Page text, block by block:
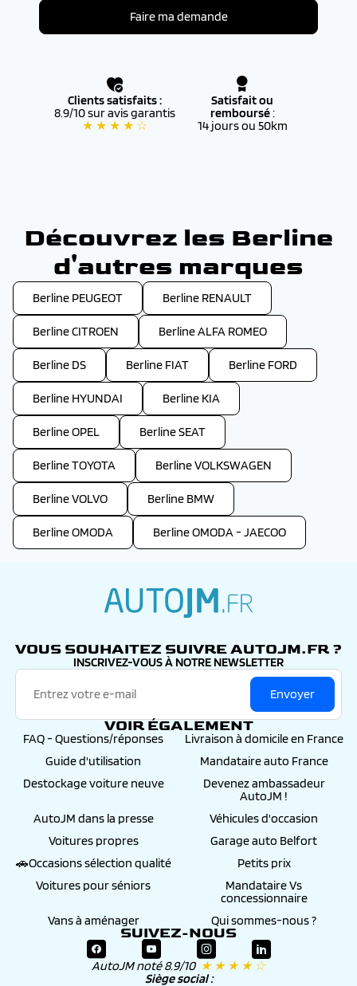
Faire ma demande
Clients satisfaits :
8.9/10 sur avis garantis
★ ★ ★ ★ ☆
Satisfait ou
remboursé:
14 jours ou 50km
Découvrez les Berline
d'autres marques
Berline PEUGEOT Berline RENAULT
Berline CITROEN Berline ALFA ROMEO
Berline DS Berline FIAT Berline FORD
Berline HYUNDAI Berline KIA
Berline OPEL Berline SEAT
Berline TOYOTA Berline VOLKSWAGEN
Berline VOLVO Berline BMW
Berline OMODA Berline OMODA - JAECOO
VOUS SOUHAITEZ SUIVRE AUTOJM.FR ?
INSCRIVEZ-VOUS À NOTRE NEWSLETTER
Envoyer
VOIR ÉGALEMENT
FAQ - Questions/réponses
Livraison à domicile en France
Guide d'utilisation
Mandataire auto France
Destockage voiture neuve
Devenez ambassadeur
AutoJM !
AutoJM dans la presse
Véhicules d'occasion
Voitures propres
Garage auto Belfort
🚗Occasions sélection qualité
Petits prix
Voitures pour séniors
Mandataire Vs
concessionnaire
Vans à aménager
Qui sommes-nous ?
SUIVEZ-NOUS
AutoJM noté 8.9/10 ★ ★ ★ ★ ☆
Siège social :